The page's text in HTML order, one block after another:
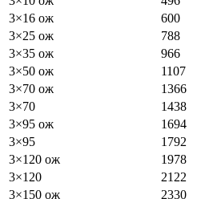
3×16 ож
600
3×25 ож
788
3×35 ож
966
3×50 ож
1107
3×70 ож
1366
3×70
1438
3×95 ож
1694
3×95
1792
3×120 ож
1978
3×120
2122
3×150 ож
2330